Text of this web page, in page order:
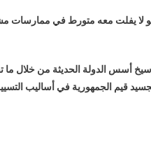
لا يفلت معه متورط في ممارسات
أسس الدولة الحديثة من خلال ما
قيم الجمهورية في أساليب